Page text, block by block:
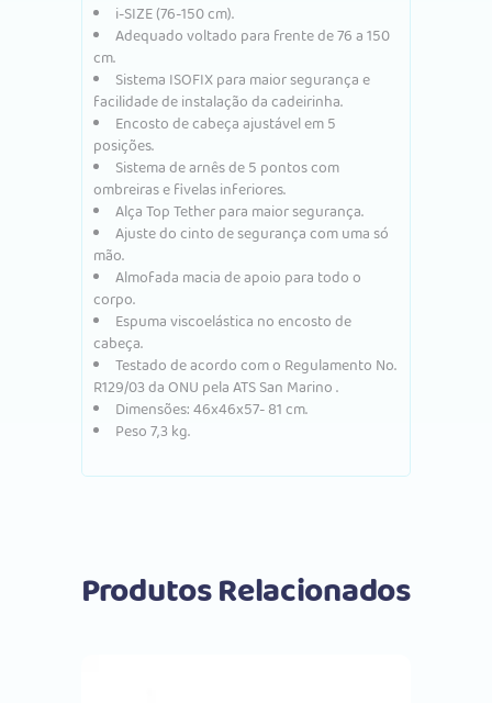
i-SIZE (76-150 cm).
Adequado voltado para frente de 76 a 150
cm.
Sistema ISOFIX para maior segurança e
facilidade de instalação da cadeirinha.
Encosto de cabeça ajustável em 5
posições.
Sistema de arnês de 5 pontos com
ombreiras e fivelas inferiores.
Alça Top Tether para maior segurança.
Ajuste do cinto de segurança com uma só
mão.
Almofada macia de apoio para todo o
corpo.
Espuma viscoelástica no encosto de
cabeça.
Testado de acordo com o Regulamento No.
R129/03 da ONU pela ATS San Marino .
Dimensões: 46x46x57- 81 cm.
Peso 7,3 kg.
Produtos Relacionados